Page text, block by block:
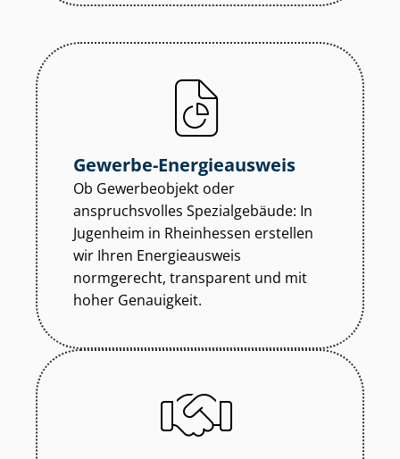
Gewerbe-Energieausweis
Ob Gewerbeobjekt oder
anspruchsvolles Spezialgebäude: In
Jugenheim in Rheinhessen erstellen
wir Ihren Energieausweis
normgerecht, transparent und mit
hoher Genauigkeit.